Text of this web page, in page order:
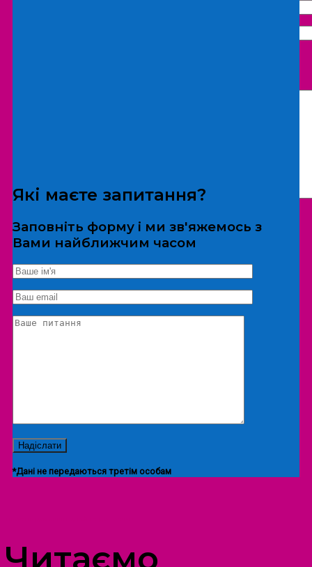
*Дані не передаються третім особам
Екскурсія/локація
Які маєте запитання?
Заповніть форму і ми зв'яжемось з
Вами найближчим часом
*Дані не передаються третім особам
Читаємо